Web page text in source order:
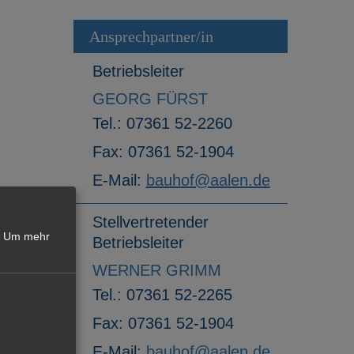
Ansprechpartner/in
Betriebsleiter
GEORG FÜRST
Tel.: 07361 52-2260
Fax: 07361 52-1904
E-Mail: bauhof@aalen.de
Stellvertretender
Betriebsleiter
WERNER GRIMM
Tel.: 07361 52-2265
Fax: 07361 52-1904
Um mehr